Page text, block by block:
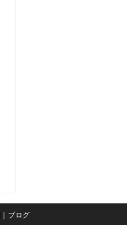
｜ブログ